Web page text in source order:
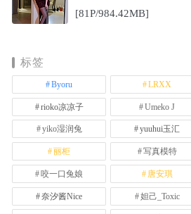
[81P/984.42MB]
标签
Byoru LRXX
rioko凉凉子 Umeko J
yiko湿润兔 yuuhui玉汇
丽柜 写真模特
咬一口兔娘 唐安琪
奈汐酱Nice 妲己_Toxic